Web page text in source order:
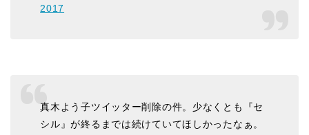
2017
真木よう子ツイッター削除の件。少なくとも『セ
シル』が終るまでは続けていてほしかったなぁ。